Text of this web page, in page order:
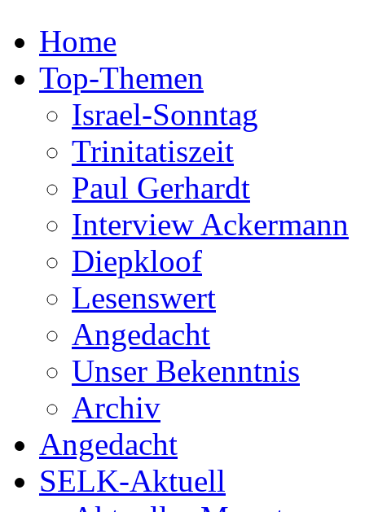
Home
Top-Themen
Israel-Sonntag
Trinitatiszeit
Paul Gerhardt
Interview Ackermann
Diepkloof
Lesenswert
Angedacht
Unser Bekenntnis
Archiv
Angedacht
SELK-Aktuell